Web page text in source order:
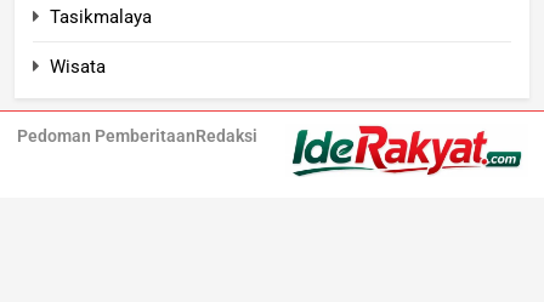
Tasikmalaya
Wisata
Pedoman PemberitaanRedaksi